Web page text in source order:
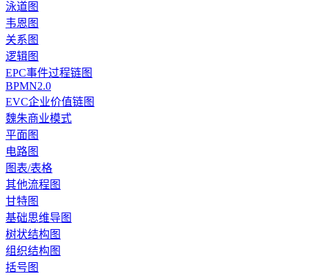
泳道图
韦恩图
关系图
逻辑图
EPC事件过程链图
BPMN2.0
EVC企业价值链图
魏朱商业模式
平面图
电路图
图表/表格
其他流程图
甘特图
基础思维导图
树状结构图
组织结构图
括号图